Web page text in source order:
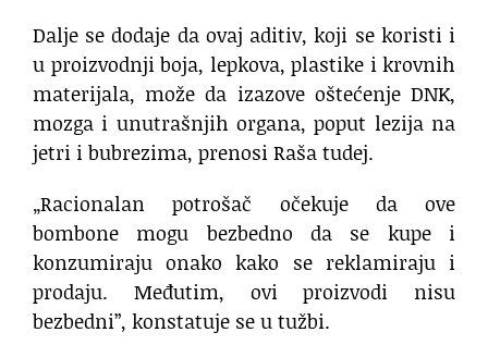
Dalje se dodaje da ovaj aditiv, koji se koristi i
u proizvodnji boja, lepkova, plastike i krovnih
materijala, može da izazove oštećenje DNK,
mozga i unutrašnjih organa, poput lezija na
jetri i bubrezima, prenosi Raša tudej.
„Racionalan potrošač očekuje da ove
bombone mogu bezbedno da se kupe i
konzumiraju onako kako se reklamiraju i
prodaju. Međutim, ovi proizvodi nisu
bezbedni”, konstatuje se u tužbi.